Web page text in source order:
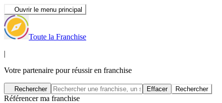
Ouvrir le menu principal
Toute la Franchise
|
Votre partenaire pour réussir en franchise
Rechercher Effacer Rechercher
Référencer ma franchise